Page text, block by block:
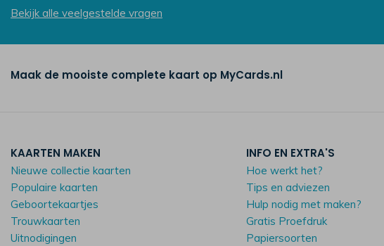
Bekijk alle veelgestelde vragen
Maak de mooiste complete kaart op MyCards.nl
KAARTEN MAKEN
Nieuwe collectie kaarten
Populaire kaarten
Geboortekaartjes
Trouwkaarten
Uitnodigingen
INFO EN EXTRA'S
Hoe werkt het?
Tips en adviezen
Hulp nodig met maken?
Gratis Proefdruk
Papiersoorten